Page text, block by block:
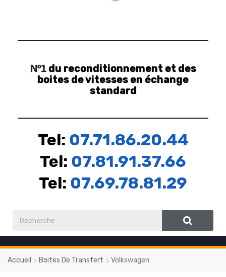
Nº1du reconditionnement et des
boites de vitesses en échange
standard
Tel: 07.71.86.20.44
Tel: 07.81.91.37.66
Tel: 07.69.78.81.29
Accueil Boites De Transfert Volkswagen